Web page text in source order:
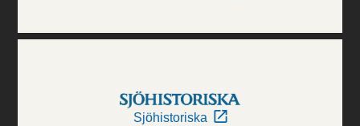
Sjöhistoriska